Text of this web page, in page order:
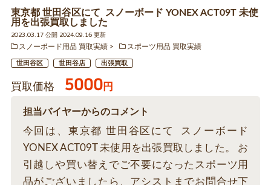
東京都 世田谷区にて スノーボード YONEX ACT09T 未使
用を出張買取しました
2023.03.17 公開 2024.09.16 更新
スノーボード用品 買取実績
スポーツ用品 買取実績
世田谷区 世田谷店 出張買取
買取価格 5000円
担当バイヤーからのコメント
今回は、東京都 世田谷区にて スノーボード
YONEX ACT09T 未使用を出張買取しました。 お
引越しや買い替えでご不要になったスポーツ用
品がございましたら、アシストまでお問合せ下